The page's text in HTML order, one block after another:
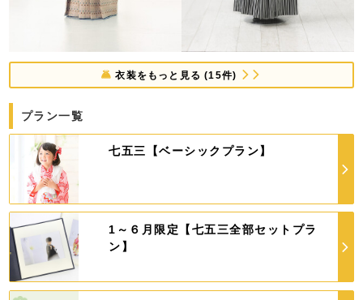
衣装をもっと見る (15件)
プラン一覧
七五三【ベーシックプラン】
1～６月限定【七五三全部セットプラ
ン】